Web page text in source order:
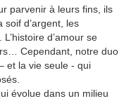
parvenir à leurs fins, ils
d’argent, les
d’amour se
Cependant, notre duo
et la vie seule - qui
évolue dans un milieu